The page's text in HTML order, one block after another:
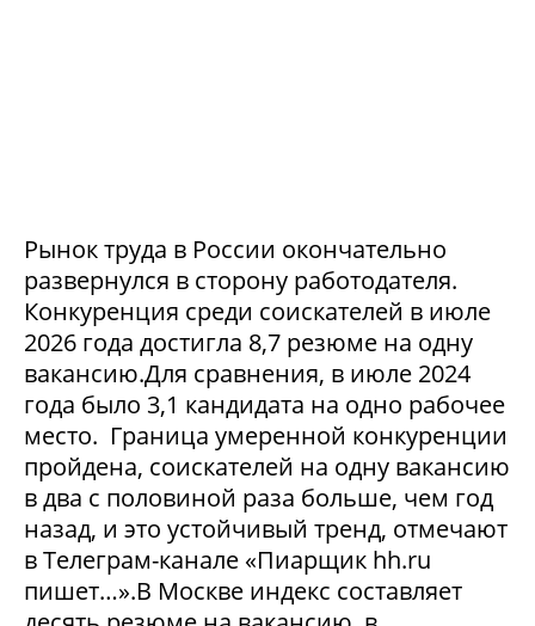
Рынок труда в России окончательно
развернулся в сторону работодателя.
Конкуренция среди соискателей в июле
2026 года достигла 8,7 резюме на одну
вакансию.Для сравнения, в июле 2024
года было 3,1 кандидата на одно рабочее
место. Граница умеренной конкуренции
пройдена, соискателей на одну вакансию
в два с половиной раза больше, чем год
назад, и это устойчивый тренд, отмечают
в Телеграм-канале «Пиарщик hh.ru
пишет…».В Москве индекс составляет